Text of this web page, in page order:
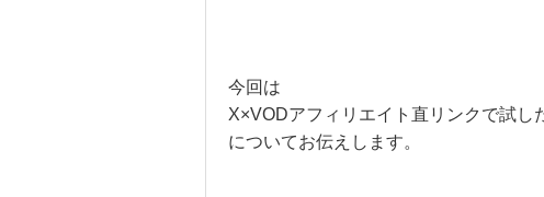
今回は
X×VODアフィリエイト直リンクで試し
についてお伝えします。